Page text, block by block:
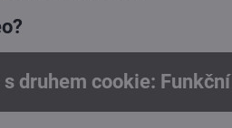
druhem cookie: Funkční